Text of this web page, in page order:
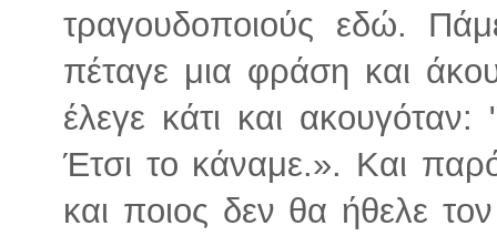
τραγουδοποιούς εδώ.
πέταγε μια φράση και
έλεγε κάτι και
Έτσι το κάναμε.». Και
και ποιος δεν θα ήθελε